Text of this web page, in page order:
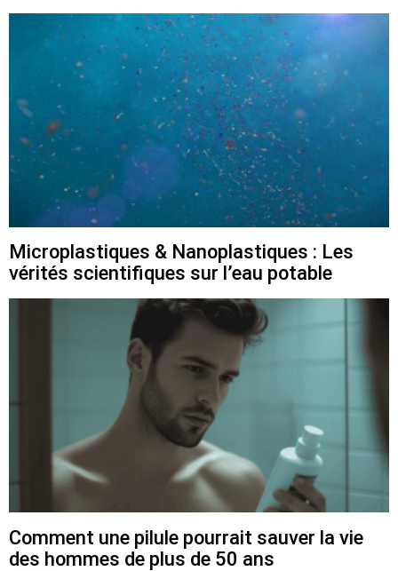
Microplastiques & Nanoplastiques : Les
vérités scientifiques sur l’eau potable
Comment une pilule pourrait sauver la vie
des hommes de plus de 50 ans